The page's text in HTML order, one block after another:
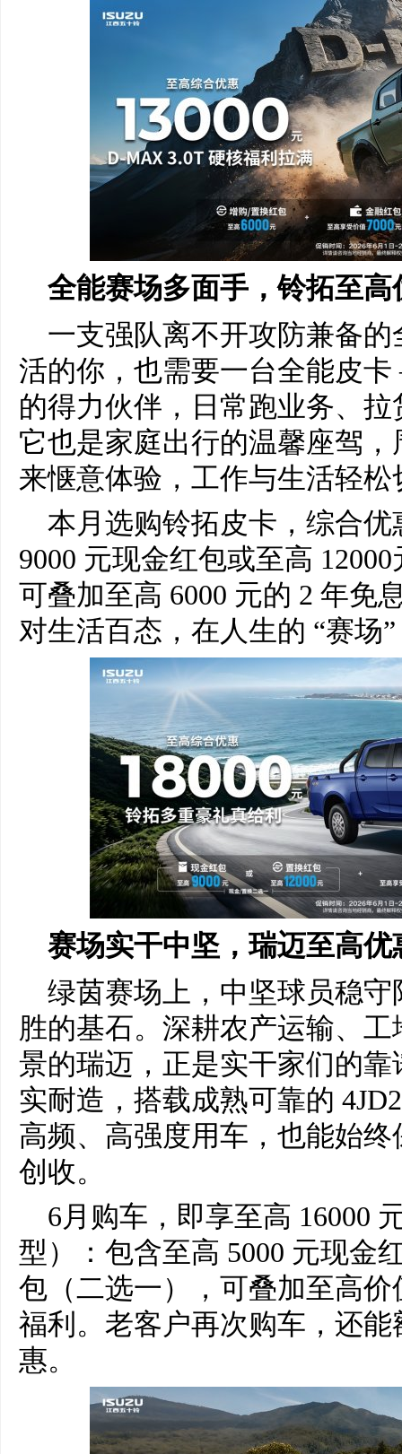
全能赛场多面手，铃拓至高
一支强队离不开攻防兼备
活的你，也需要一台全能皮
的得力伙伴，日常跑业务、
它也是家庭出行的温馨座驾
来惬意体验，工作与生活轻
本月选购铃拓皮卡，综合优
9000 元现金红包或至高
可叠加至高 6000 元的 2 年免
对生活百态，在人生的 “赛场
赛场实干中坚，瑞迈至高优
绿茵赛场上，中坚球员稳
胜的基石。深耕农产运输、
景的瑞迈，正是实干家们的
实耐造，搭载成熟可靠的
高频、高强度用车，也能始
创收。
6月购车，即享至高 16000
型）：包含至高 5000 元现金
包（二选一），可叠加至高价
福利。老客户再次购车，还能
惠。